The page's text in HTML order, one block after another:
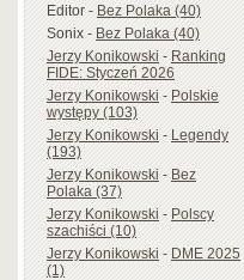
Editor-Bez Polaka (40)
Sonix-Bez Polaka (40)
Jerzy Konikowski-Ranking
FIDE: Styczeń 2026
Jerzy Konikowski-Polskie
występy (103)
Jerzy Konikowski-Legendy
(193)
Jerzy Konikowski-Bez
Polaka (37)
Jerzy Konikowski-Polscy
szachiści (10)
Jerzy Konikowski-DME 2025
(1)